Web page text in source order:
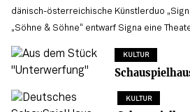
dänisch-österreichische Künstlerduo
„Söhne & Söhne“ entwarf Signa eine
KULTUR
KULTUR